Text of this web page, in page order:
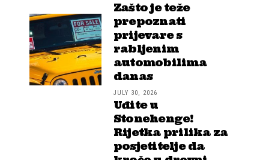
Zašto je teže
prepoznati
prijevare s
rabljenim
automobilima
danas
JULY 30, 2026
Uđite u
Stonehenge!
Rijetka prilika za
posjetitelje da